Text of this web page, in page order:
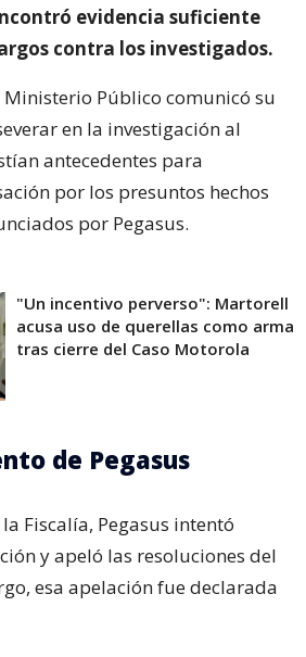
evidencia suficiente
contra los investigados.
Ministerio Público comunicó su
en la investigación al
antecedentes para
por los presuntos hechos
por Pegasus.
"Un incentivo perverso": Martorell
acusa uso de querellas como arma
tras cierre del Caso Motorola
de Pegasus
Fiscalía, Pegasus intentó
y apeló las resoluciones del
esa apelación fue declarada